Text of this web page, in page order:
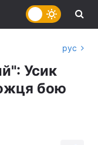
рус
Усик
бою